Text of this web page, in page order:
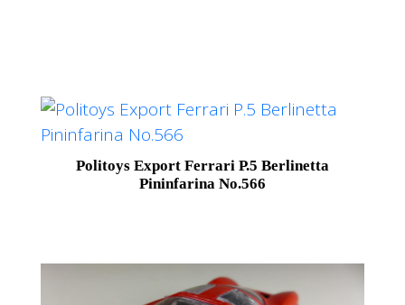
Politoys Export Ferrari P.5 Berlinetta
Pininfarina No.566